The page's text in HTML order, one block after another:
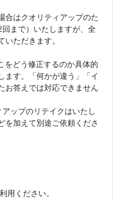
合はクオリティアップのた
まで）いたしますが、全
いただきます。
どう修正するのか具体的
ます。「何かが違う」「イ
お答えでは対応できません
ップのリテイクはいたし
を加えて別途ご依頼くださ
用ください。